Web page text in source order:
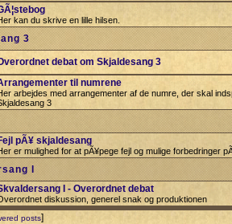
kan du skrive en lille hilsen.
3
debat om Skjaldesang 3
til numrene
arbejdes med arrangementer af de numre, der skal
3
pÃ¥ skjaldesang
er mulighed for at pÃ¥pege fejl og mulige forbedringer
I
I - Overordnet debat
diskussion, generel snak og produktionen
posts]